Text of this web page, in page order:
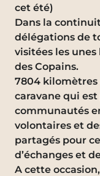
cet été)
Dans la
délégations de
visitées les unes
des Copains.
7804 kilomètres
caravane qui
communautés
volontaires et
partagés pour
d’échanges et
A cette